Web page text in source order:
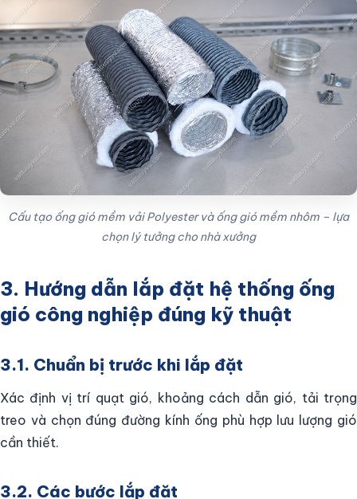
Cấu tạo ống gió mềm vải Polyester và ống gió mềm nhôm – lựa
chọn lý tưởng cho nhà xưởng
3. Hướng dẫn lắp đặt hệ thống ống
gió công nghiệp đúng kỹ thuật
3.1. Chuẩn bị trước khi lắp đặt
Xác định vị trí quạt gió, khoảng cách dẫn gió, tải trọng
treo và chọn đúng đường kính ống phù hợp lưu lượng gió
cần thiết.
3.2. Các bước lắp đặt